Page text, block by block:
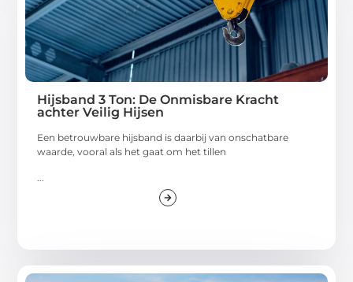
Hijsband 3 Ton: De Onmisbare Kracht
achter Veilig Hijsen
Een betrouwbare hijsband is daarbij van onschatbare
waarde, vooral als het gaat om het tillen